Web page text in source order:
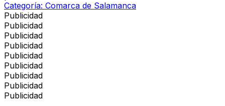
Categoría: Comarca de Salamanca
Publicidad
Publicidad
Publicidad
Publicidad
Publicidad
Publicidad
Publicidad
Publicidad
Publicidad